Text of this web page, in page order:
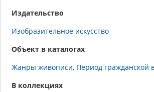
Издательство
Изобразительное искусство
Объект в каталогах
Жанры живописи Период гражданской
В коллекциях